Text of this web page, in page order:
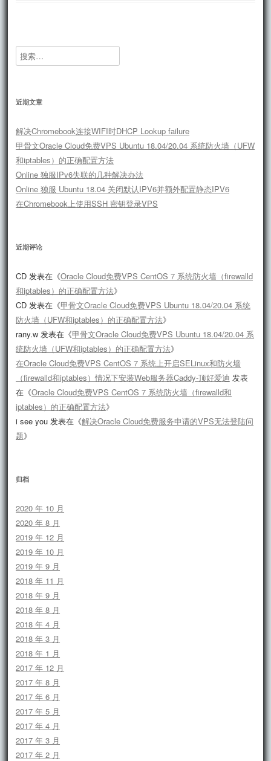
搜
索：
近期文章
解决Chromebook连接WIFI时DHCP Lookup failure
甲骨文Oracle Cloud免费VPS Ubuntu 18.04/20.04 系统防火墙（UFW
和iptables）的正确配置方法
Online 独服IPv6失联的几种解决办法
Online 独服 Ubuntu 18.04 关闭默认IPV6并额外配置静态IPV6
在Chromebook上使用SSH 密钥登录VPS
近期评论
CD 发表在《Oracle Cloud免费VPS CentOS 7 系统防火墙（firewalld
和iptables）的正确配置方法》
CD 发表在《甲骨文Oracle Cloud免费VPS Ubuntu 18.04/20.04 系统
防火墙（UFW和iptables）的正确配置方法》
rany.w 发表在《甲骨文Oracle Cloud免费VPS Ubuntu 18.04/20.04 系
统防火墙（UFW和iptables）的正确配置方法》
在Oracle Cloud免费VPS CentOS 7 系统上开启SELinux和防火墙
（firewalld和iptables）情况下安装Web服务器Caddy-顶好爱迪 发表
在《Oracle Cloud免费VPS CentOS 7 系统防火墙（firewalld和
iptables）的正确配置方法》
i see you 发表在《解决Oracle Cloud免费服务申请的VPS无法登陆问
题》
归档
2020 年 10 月
2020 年 8 月
2019 年 12 月
2019 年 10 月
2019 年 9 月
2018 年 11 月
2018 年 9 月
2018 年 8 月
2018 年 4 月
2018 年 3 月
2018 年 1 月
2017 年 12 月
2017 年 8 月
2017 年 6 月
2017 年 5 月
2017 年 4 月
2017 年 3 月
2017 年 2 月